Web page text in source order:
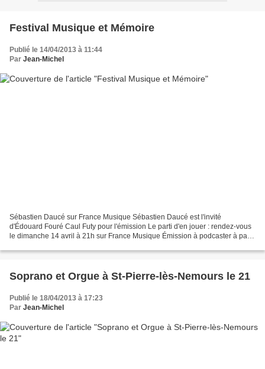
Festival Musique et Mémoire
Publié le 14/04/2013 à 11:44
Par Jean-Michel
Sébastien Daucé sur France Musique Sébastien Daucé est l'invité
d'Édouard Fouré Caul Futy pour l'émission Le parti d'en jouer : rendez-vous
le dimanche 14 avril à 21h sur France Musique Émission à podcaster à partir
Soprano et Orgue à St-Pierre-lès-Nemours le 21
Publié le 18/04/2013 à 17:23
Par Jean-Michel